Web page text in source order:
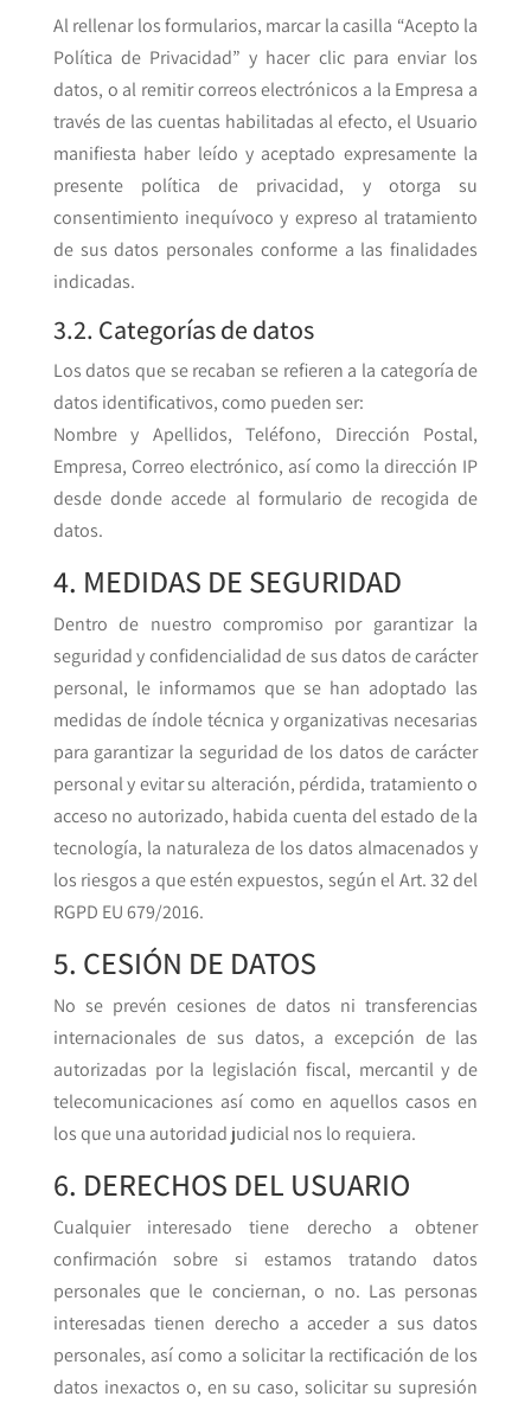
Al rellenar los formularios, marcar la casilla “Acepto la
Política de Privacidad” y hacer clic para enviar los
datos, o al remitir correos electrónicos a la Empresa a
través de las cuentas habilitadas al efecto, el Usuario
manifiesta haber leído y aceptado expresamente la
presente política de privacidad, y otorga su
consentimiento inequívoco y expreso al tratamiento
de sus datos personales conforme a las finalidades
indicadas.
3.2. Categorías de datos
Los datos que se recaban se refieren a la categoría de
datos identificativos, como pueden ser:
Nombre y Apellidos, Teléfono, Dirección Postal,
Empresa, Correo electrónico, así como la dirección IP
desde donde accede al formulario de recogida de
datos.
4. MEDIDAS DE SEGURIDAD
Dentro de nuestro compromiso por garantizar la
seguridad y confidencialidad de sus datos de carácter
personal, le informamos que se han adoptado las
medidas de índole técnica y organizativas necesarias
para garantizar la seguridad de los datos de carácter
personal y evitar su alteración, pérdida, tratamiento o
acceso no autorizado, habida cuenta del estado de la
tecnología, la naturaleza de los datos almacenados y
los riesgos a que estén expuestos, según el Art. 32 del
RGPD EU 679/2016.
5. CESIÓN DE DATOS
No se prevén cesiones de datos ni transferencias
internacionales de sus datos, a excepción de las
autorizadas por la legislación fiscal, mercantil y de
telecomunicaciones así como en aquellos casos en
los que una autoridad judicial nos lo requiera.
6. DERECHOS DEL USUARIO
Cualquier interesado tiene derecho a obtener
confirmación sobre si estamos tratando datos
personales que le conciernan, o no. Las personas
interesadas tienen derecho a acceder a sus datos
personales, así como a solicitar la rectificación de los
datos inexactos o, en su caso, solicitar su supresión